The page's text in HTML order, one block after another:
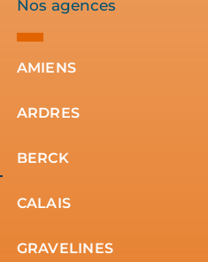
Nos agences
AMIENS
ARDRES
BERCK
CALAIS
GRAVELINES